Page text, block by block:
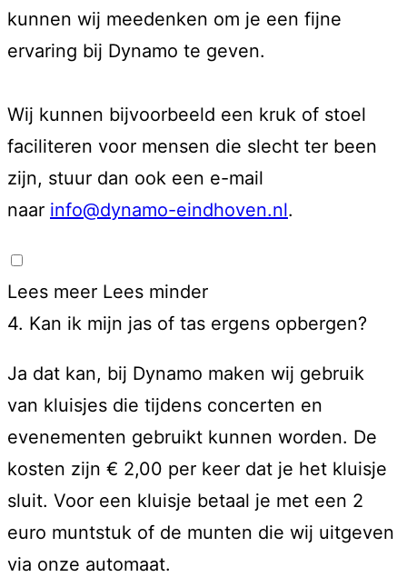
kunnen wij meedenken om je een fijne
ervaring bij Dynamo te geven.
Wij kunnen bijvoorbeeld een kruk of stoel
faciliteren voor mensen die slecht ter been
zijn, stuur dan ook een e-mail
naar info@dynamo-eindhoven.nl.
Lees meer Lees minder
4. Kan ik mijn jas of tas ergens opbergen?
Ja dat kan, bij Dynamo maken wij gebruik
van kluisjes die tijdens concerten en
evenementen gebruikt kunnen worden. De
kosten zijn € 2,00 per keer dat je het kluisje
sluit. Voor een kluisje betaal je met een 2
euro muntstuk of de munten die wij uitgeven
via onze automaat.